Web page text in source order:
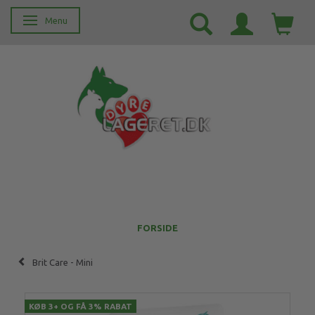
Skifte navigation
Menu
FORSIDE
Brit Care - Mini
KØB 3+ OG FÅ 3% RABAT